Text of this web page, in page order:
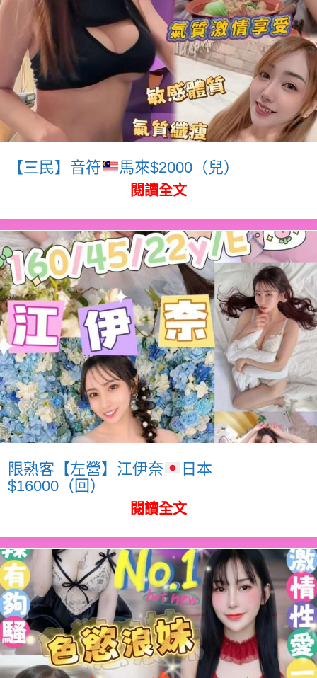
【三民】音符 馬來$2000（兒）
閱讀全文
限熟客【左營】江伊奈
日本
$16000（回）
閱讀全文